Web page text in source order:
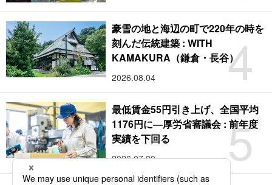
4
豪雪の地と海辺の町で220年の時を
刻んだ伝統建築 : WITH
KAMAKURA（鎌倉・長谷）
2026.08.04
5
最低賃金55円引き上げ、全国平均
1176円に―厚労省審議会 : 前年度
実績を下回る
2026.07.30